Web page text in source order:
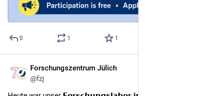
0 1 1
Forschungszentrum Jülich
@fzj